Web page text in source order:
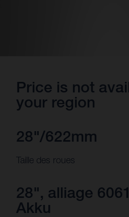
Price is not
your region
28"/622mm
Taille des roues
28", alliage
Akku